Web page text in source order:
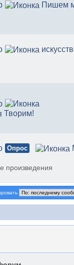
Пишем
Творим!
Опрос
произведения